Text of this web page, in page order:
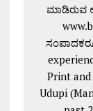
ಮಾಡಿರುವ
Print
Udupi